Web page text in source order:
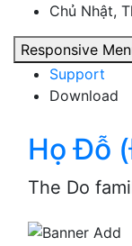
content
Chủ Nhật,
Responsive
Support
Download
Họ Đỗ
The Do